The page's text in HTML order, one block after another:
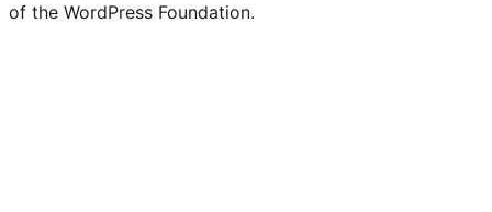
of the WordPress Foundation.